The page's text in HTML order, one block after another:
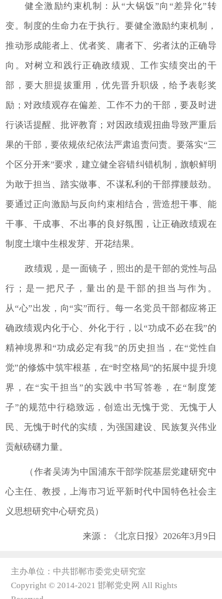
健全激励约束机制：从“大锅饭”向“差异化”转
变。制度的生命力在于执行。要健全激励约束机制，
推动形成能者上、优者奖、庸者下、劣者汰的正确导
向。对树立和践行正确政绩观、工作实绩突出的干
部，要大胆提拔重用，优先晋升职级，给予表彰奖
励；对政绩观存在偏差、工作不力的干部，要及时进
行谈话提醒、批评教育；对因政绩观扭曲导致严重后
果的干部，要依规依纪依法严肃追责问责。要落实“三
个区分开来”要求，建立健全容错纠错机制，旗帜鲜明
为敢于担当、踏实做事、不谋私利的干部撑腰鼓劲。
要通过正向激励与反向约束相结合，营造想干事、能
干事、干成事、不出事的良好氛围，让正确政绩观在
制度土壤中生根发芽、开花结果。
政绩观，是一面镜子，照出的是干部的党性与品
行；是一把尺子，量出的是干部的担当与作为。
从“心”出发，向“实”而行。每一名党员干部都应将正
确政绩观内化于心、外化于行，以“功成不必在我”的
精神境界和“功成必定有我”的历史担当，在“党性自
觉”的修炼中筑牢根基，在“时空格局”的拓展中提升境
界，在“实干担当”的实践中书写答卷，在“制度笼
子”的规范中行稳致远，创造出无愧于党、无愧于人
民、无愧于时代的实绩，为强国建设、民族复兴伟业
贡献磅礴力量。
（作者吴涛为中国浦东干部学院基层党建研究中
心主任、教授，上海市习近平新时代中国特色社会主
义思想研究中心研究员）
来源：《北京日报》2026年3月9日
主办单位：中共邯郸市委党史研究室
Copyright © 2014-2021 邯郸党史网 All Rights